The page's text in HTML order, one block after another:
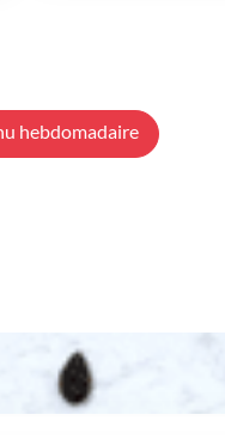
hebdomadaire